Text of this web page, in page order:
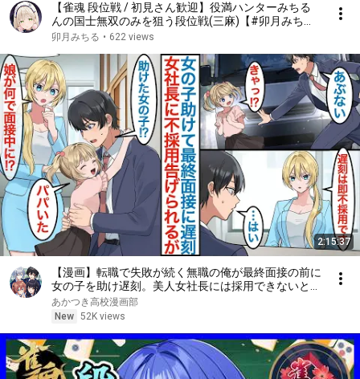
【雀魂 段位戦 / 初見さん歓迎】役満ハンターみちる
んの国士無双のみを狙う段位戦(三麻)【#卯月みちる
/ #新人Vtuber】【#みちるんの秘密の部屋】【麻雀
卯月みちる • 622 views
2:15:37
【漫画】転職で失敗が続く無職の俺が最終面接の前に
女の子を助け遅刻。美人女社長には採用できないと言
われるが娘が現れて「パパだ」彼女はシンママで父親
に似ていたことで働くことになるが【総集編恋愛マン
あかつき高校漫画部
New 52K views